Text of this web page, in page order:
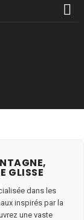

GLISSE
dans les
inspirés par la
une vaste